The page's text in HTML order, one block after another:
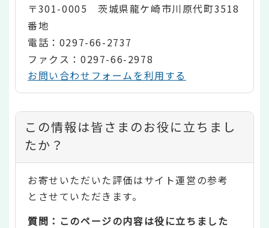
〒301-0005 茨城県龍ケ崎市川原代町3518
番地
電話：0297-66-2737
ファクス：0297-66-2978
お問い合わせフォームを利用する
コ
ン
テ
ン
ツ
この情報は皆さまのお役に立ちまし
たか？
お寄せいただいた評価はサイト運営の参考
とさせていただきます。
質問：このページの内容は役に立ちました